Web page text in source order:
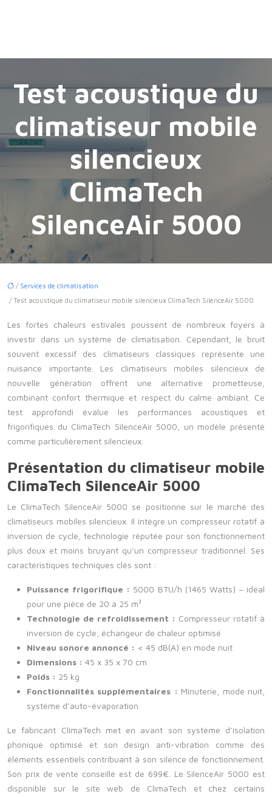
Test acoustique du
climatiseur mobile
silencieux
ClimaTech
SilenceAir 5000
/ Services de climatisation
/ Test acoustique du climatiseur mobile silencieux ClimaTech SilenceAir 5000
Les fortes chaleurs estivales poussent de nombreux foyers à
investir dans un système de climatisation. Cependant, le bruit
souvent excessif des climatiseurs classiques représente une
nuisance importante. Les climatiseurs mobiles silencieux de
nouvelle génération offrent une alternative prometteuse,
combinant confort thermique et respect du calme ambiant. Ce
test approfondi évalue les performances acoustiques et
frigorifiques du ClimaTech SilenceAir 5000, un modèle présenté
comme particulièrement silencieux.
Présentation du climatiseur mobile
ClimaTech SilenceAir 5000
Le ClimaTech SilenceAir 5000 se positionne sur le marché des
climatiseurs mobiles silencieux. Il intègre un compresseur rotatif à
inversion de cycle, technologie réputée pour son fonctionnement
plus doux et moins bruyant qu’un compresseur traditionnel. Ses
caractéristiques techniques clés sont :
Puissance frigorifique : 5000 BTU/h (1465 Watts) – idéal
pour une pièce de 20 à 25 m²
Technologie de refroidissement : Compresseur rotatif à
inversion de cycle, échangeur de chaleur optimisé
Niveau sonore annoncé : < 45 dB(A) en mode nuit
Dimensions : 45 x 35 x 70 cm
Poids : 25 kg
Fonctionnalités supplémentaires : Minuterie, mode nuit,
système d’auto-évaporation
Le fabricant ClimaTech met en avant son système d’isolation
phonique optimisé et son design anti-vibration comme des
éléments essentiels contribuant à son silence de fonctionnement.
Son prix de vente conseillé est de 699€. Le SilenceAir 5000 est
disponible sur le site web de ClimaTech et chez certains